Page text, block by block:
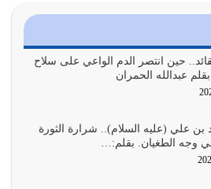
أن يخضع لآرائنا وأهوائنا
ونتفرقحين انتصر الدم الواعي على سلاح
عبدالله الحمران
بن علي (عليه السلام).. شرارة الثورة
وجه الطغيان. بقلم:…